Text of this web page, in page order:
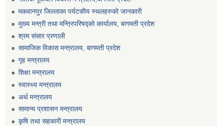
मकवानपुर जिल्लाका पर्यटकीय स्थलहरुको जानकारी
मुख्य मन्त्री तथा मन्त्रिपरिषद्को कार्यालय, बागमती प्रदेश
श्रम संसार प्रणाली
सामाजिक विकास मन्त्रालय, बागमती प्रदेश
गृह मन्त्रालय
शिक्षा मन्त्रालय
स्वास्थ्य मन्त्रालय
अर्थ मन्त्रालय
सामान्य प्रशासन मन्त्रालय
कृषि तथा सहकारी मन्त्रालय